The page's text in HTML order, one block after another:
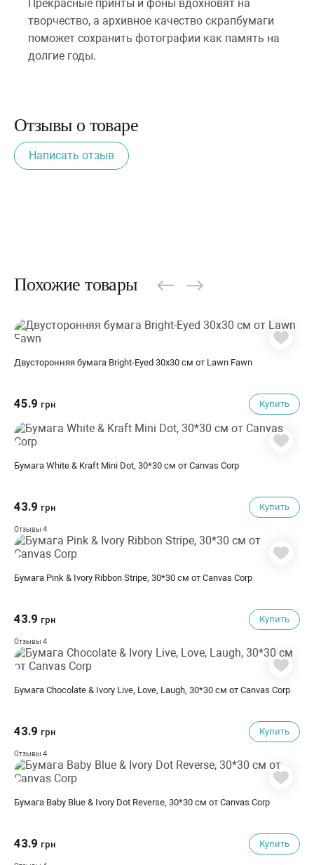
Прекрасные принты и фоны вдохновят на
творчество, а архивное качество скрапбумаги
поможет сохранить фотографии как память на
долгие годы.
Отзывы о товаре
Написать отзыв
Похожие товары
Двусторонняя бумага Bright-Eyed 30х30 см от Lawn Fawn
45.9 грн Купить
Бумага White & Kraft Mini Dot, 30*30 см от Canvas Corp
43.9 грн Купить
Отзывы 4
Бумага Pink & Ivory Ribbon Stripe, 30*30 см от Canvas Corp
43.9 грн Купить
Отзывы 4
Бумага Chocolate & Ivory Live, Love, Laugh, 30*30 см от Canvas Corp
43.9 грн Купить
Отзывы 4
Бумага Baby Blue & Ivory Dot Reverse, 30*30 см от Canvas Corp
43.9 грн Купить